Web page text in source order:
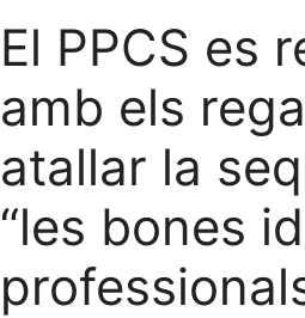
El PPCS es
amb els
atallar la
“les bones